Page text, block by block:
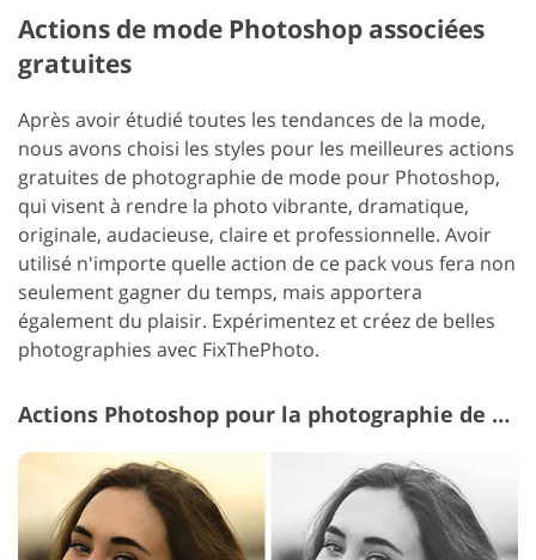
Actions de mode Photoshop associées
gratuites
Après avoir étudié toutes les tendances de la mode,
nous avons choisi les styles pour les meilleures actions
gratuites de photographie de mode pour Photoshop,
qui visent à rendre la photo vibrante, dramatique,
originale, audacieuse, claire et professionnelle. Avoir
utilisé n'importe quelle action de ce pack vous fera non
seulement gagner du temps, mais apportera
également du plaisir. Expérimentez et créez de belles
photographies avec FixThePhoto.
Actions Photoshop pour la photographie de mode #7 "Matte B&W"